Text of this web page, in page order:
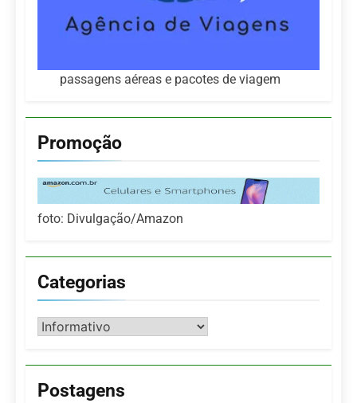
passagens aéreas e pacotes de viagem
Promoção
foto: Divulgação/Amazon
Categorias
Categorias
Postagens